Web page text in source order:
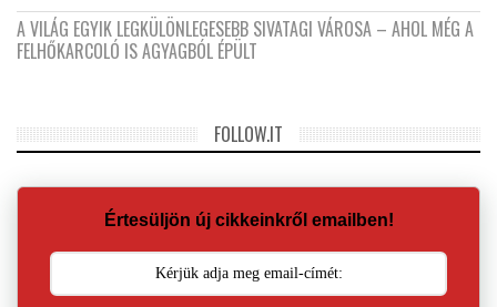
A VILÁG EGYIK LEGKÜLÖNLEGESEBB SIVATAGI VÁROSA – AHOL MÉG A
FELHŐKARCOLÓ IS AGYAGBÓL ÉPÜLT
FOLLOW.IT
Értesüljön új cikkeinkről emailben!